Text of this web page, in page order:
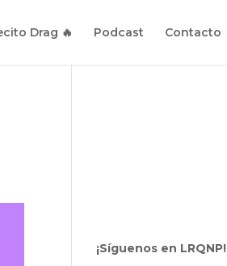
Drag 🔥 Podcast Contacto
¡Síguenos en LRQNP!